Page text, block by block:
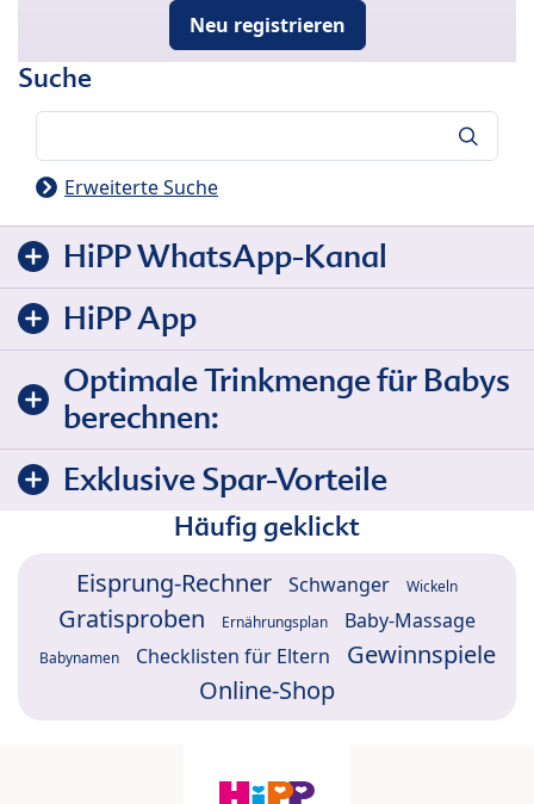
Neu registrieren
Suche
Erweiterte Suche
HiPP WhatsApp-Kanal
HiPP App
Optimale Trinkmenge für Babys
berechnen:
Exklusive Spar-Vorteile
Häufig geklickt
Eisprung-Rechner Schwanger Wickeln
Gratisproben Ernährungsplan Baby-Massage
Babynamen Checklisten für Eltern
Gewinnspiele
Online-Shop